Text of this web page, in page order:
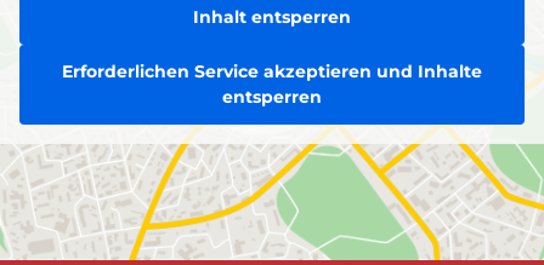
Inhalt entsperren
Erforderlichen Service akzeptieren und Inhalte
entsperren